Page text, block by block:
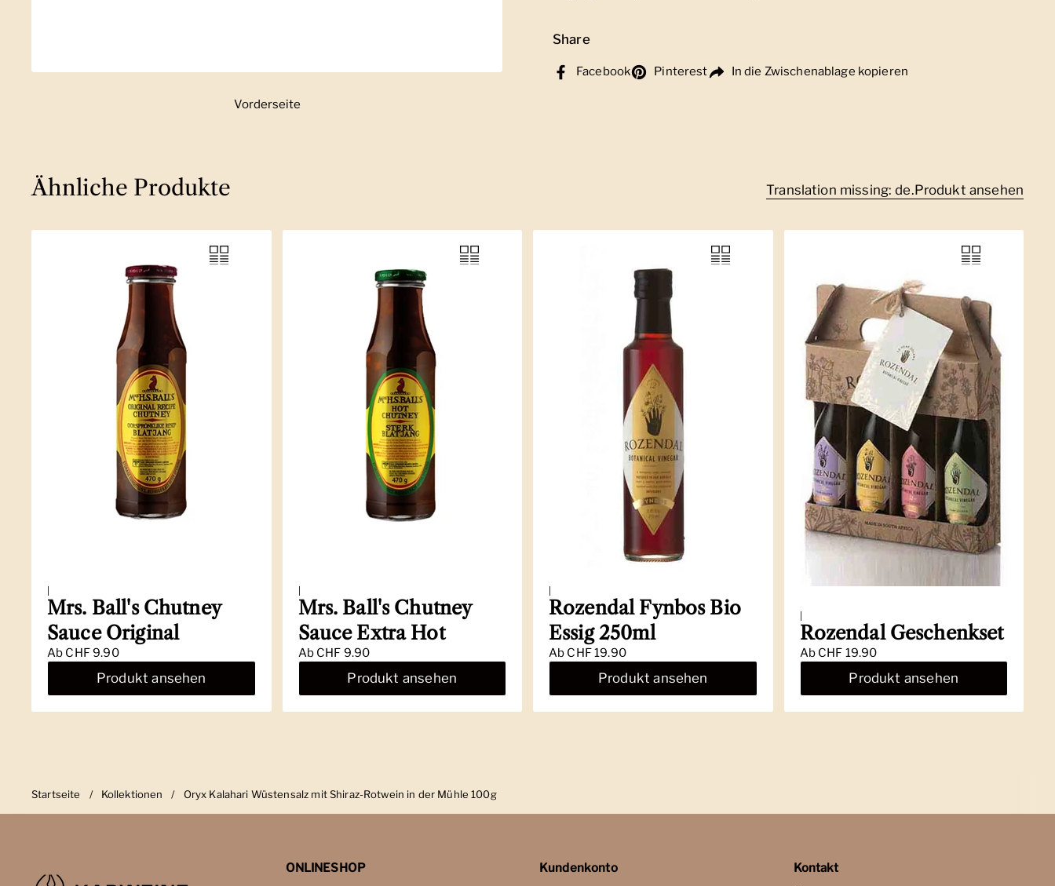
Zeige Folie 1
Vorderseite
Share
Facebook Pinterest In die Zwischenablage kopieren
Ähnliche Produkte Translation missing: de.Produkt ansehen
Mrs. Ball's Chutney
Sauce Original
Ab CHF 9.90
Produkt ansehen
Mrs. Ball's Chutney
Sauce Extra Hot
Ab CHF 9.90
Produkt ansehen
Rozendal Fynbos Bio
Essig 250ml
Ab CHF 19.90
Produkt ansehen
Rozendal Geschenkset
Ab CHF 19.90
Produkt ansehen
Startseite / Kollektionen / Oryx Kalahari Wüstensalz mit Shiraz-Rotwein in der Mühle 100g
ONLINESHOP
Kundenkonto
Kontakt